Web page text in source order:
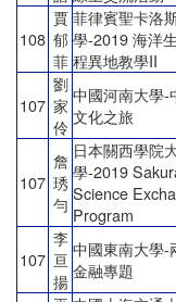
108
賈
郁
菲
菲律賓聖卡洛
學-2019 海洋
程異地教學II
107
劉
家
伶
中國河南大學-
文化之旅
107
詹
琇
勻
日本關西學院
學-2019
Science
Program
107
李
亘
揚
中國東南大學-
金融專題